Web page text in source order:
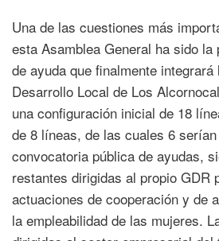
Una de las cuestiones más
esta Asamblea General ha sido la
de ayuda que finalmente
Desarrollo Local de Los
una configuración inicial de 18
de 8 líneas, de las cuales 6
convocatoria pública de ayudas,
restantes dirigidas al propio GDR
actuaciones de cooperación y de
la empleabilidad de las mujeres.